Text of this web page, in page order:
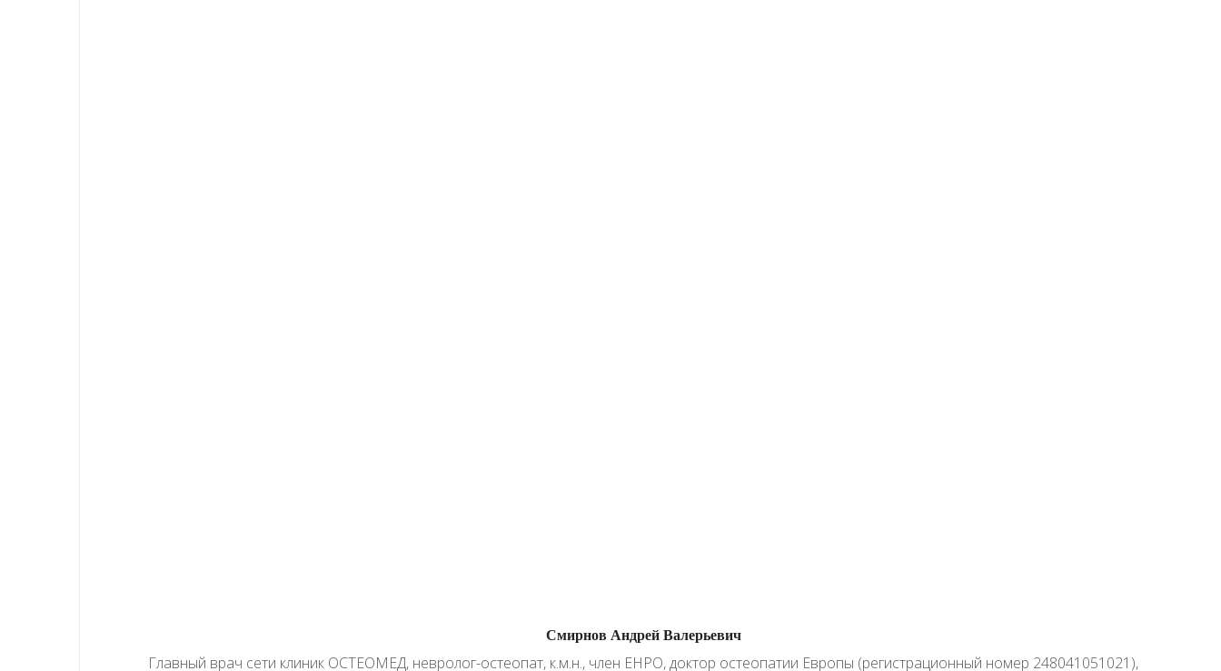
Смирнов Андрей Валерьевич
Главный врач сети клиник ОСТЕОМЕД, невролог-остеопат, к.м.н., член ЕНРО, доктор остеопатии Европы (регистрационный номер 248041051021),